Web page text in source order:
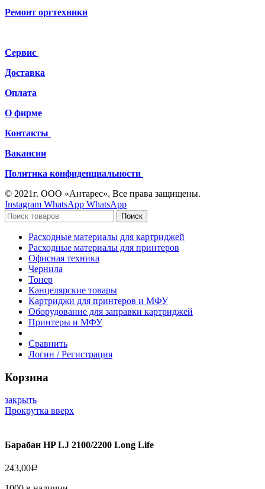
Ремонт оргтехники
Сервис
Доставка
Оплата
О фирме
Контакты
Вакансии
Политика конфиденциальности
© 2021г. ООО «Антарес». Все права защищены.
Instagram WhatsApp WhatsApp
Поиск
Расходные материалы для картриджей
Расходные материалы для принтеров
Офисная техника
Чернила
Тонер
Канцелярские товары
Картриджи для принтеров и МФУ
Оборудование для заправки картриджей
Принтеры и МФУ
Сравнить
Логин / Регистрация
Корзина
закрыть
Прокрутка вверх
Барабан HP LJ 2100/2200 Long Life
243,00Р